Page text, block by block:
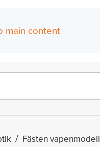
main content
Fästen vapenmodell